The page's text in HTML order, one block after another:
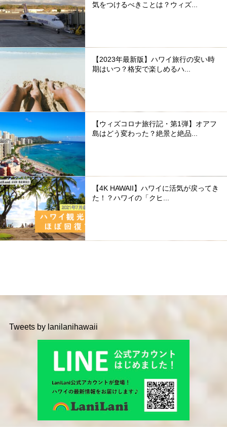
気をつけるべきことは？ウィズ...
【2023年最新版】ハワイ旅行の安い時
期はいつ？格安で楽しめるハ...
【ウィズコロナ旅行記・第1弾】オアフ
島はどう変わった？絶景と絶品...
【4K HAWAII】ハワイに活気が戻ってき
た！？ハワイの「クヒ...
Tweets by lanilanihawaii